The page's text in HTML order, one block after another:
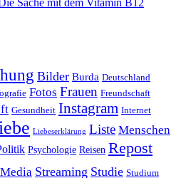
Bilder Burda Deutschland
Fotos Frauen Freundschaft
Gesundheit Instagram Internet
Liebeserklärung Liste Menschen
Psychologie Reisen Repost
Streaming Studie Studium